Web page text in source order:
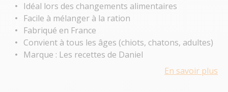
Idéal lors des changements alimentaires
Facile à mélanger à la ration
Fabriqué en France
Convient à tous les âges (chiots, chatons, adultes)
Marque : Les recettes de Daniel
En savoir plus